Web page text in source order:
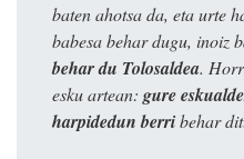
baten ahotsa da, eta urte
babesa behar dugu, inoiz
behar du Tolosaldea.
esku artean: gure
harpidedun berribehar